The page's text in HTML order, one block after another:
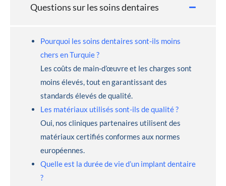
Questions sur les soins dentaires
Pourquoi les soins dentaires sont-ils moins
chers en Turquie ?
Les coûts de main-d’œuvre et les charges sont
moins élevés, tout en garantissant des
standards élevés de qualité.
Les matériaux utilisés sont-ils de qualité ?
Oui, nos cliniques partenaires utilisent des
matériaux certifiés conformes aux normes
européennes.
Quelle est la durée de vie d’un implant dentaire
?